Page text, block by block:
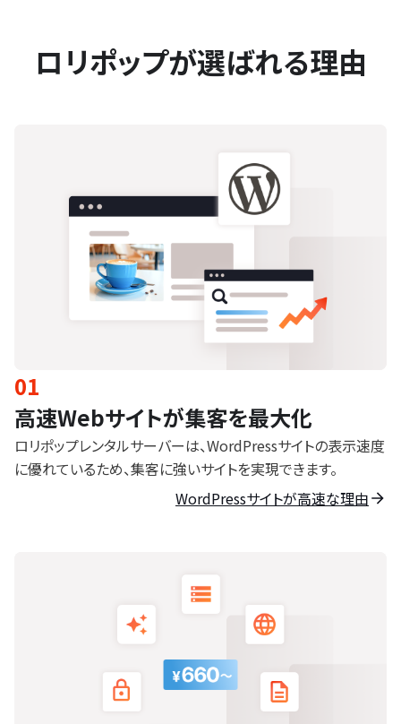
ロリポップが選ばれる理由
01
高速Webサイトが集客を最大化
ロリポップレンタルサーバーは、WordPressサイトの表示速度
に優れているため、集客に強いサイトを実現できます。
WordPressサイトが高速な理由